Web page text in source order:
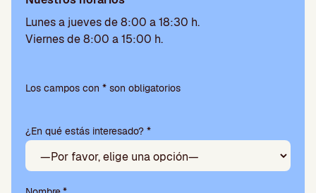
Lunes a jueves de 8:00 a 18:30 h.
Viernes de 8:00 a 15:00 h.
o
a
v
Los campos con * son obligatorios
¿En qué estás interesado? *